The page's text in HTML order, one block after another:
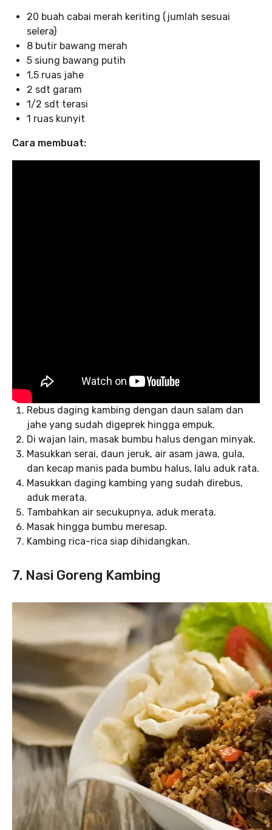
20 buah cabai merah keriting (jumlah sesuai
selera)
8 butir bawang merah
5 siung bawang putih
1,5 ruas jahe
2 sdt garam
1/2 sdt terasi
1 ruas kunyit
Cara membuat:
Rebus daging kambing dengan daun salam dan
jahe yang sudah digeprek hingga empuk.
Di wajan lain, masak bumbu halus dengan minyak.
Masukkan serai, daun jeruk, air asam jawa, gula,
dan kecap manis pada bumbu halus, lalu aduk rata.
Masukkan daging kambing yang sudah direbus,
aduk merata.
Tambahkan air secukupnya, aduk merata.
Masak hingga bumbu meresap.
Kambing rica-rica siap dihidangkan.
7. Nasi Goreng Kambing